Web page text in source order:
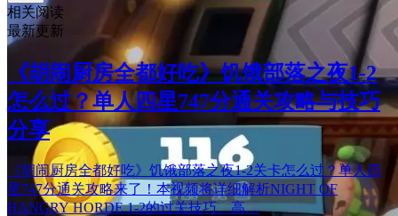
相关阅读
最新更新
《胡闹厨房全都好吃》饥饿部落之夜1-2
怎么过？单人四星747分通关攻略与技巧
分享
《胡闹厨房全都好吃》饥饿部落之夜1-2关卡怎么过？单人四
星747分通关攻略来了！本视频将详细解析NIGHT OF
HANGRY HORDE 1-2的过关技巧、高…